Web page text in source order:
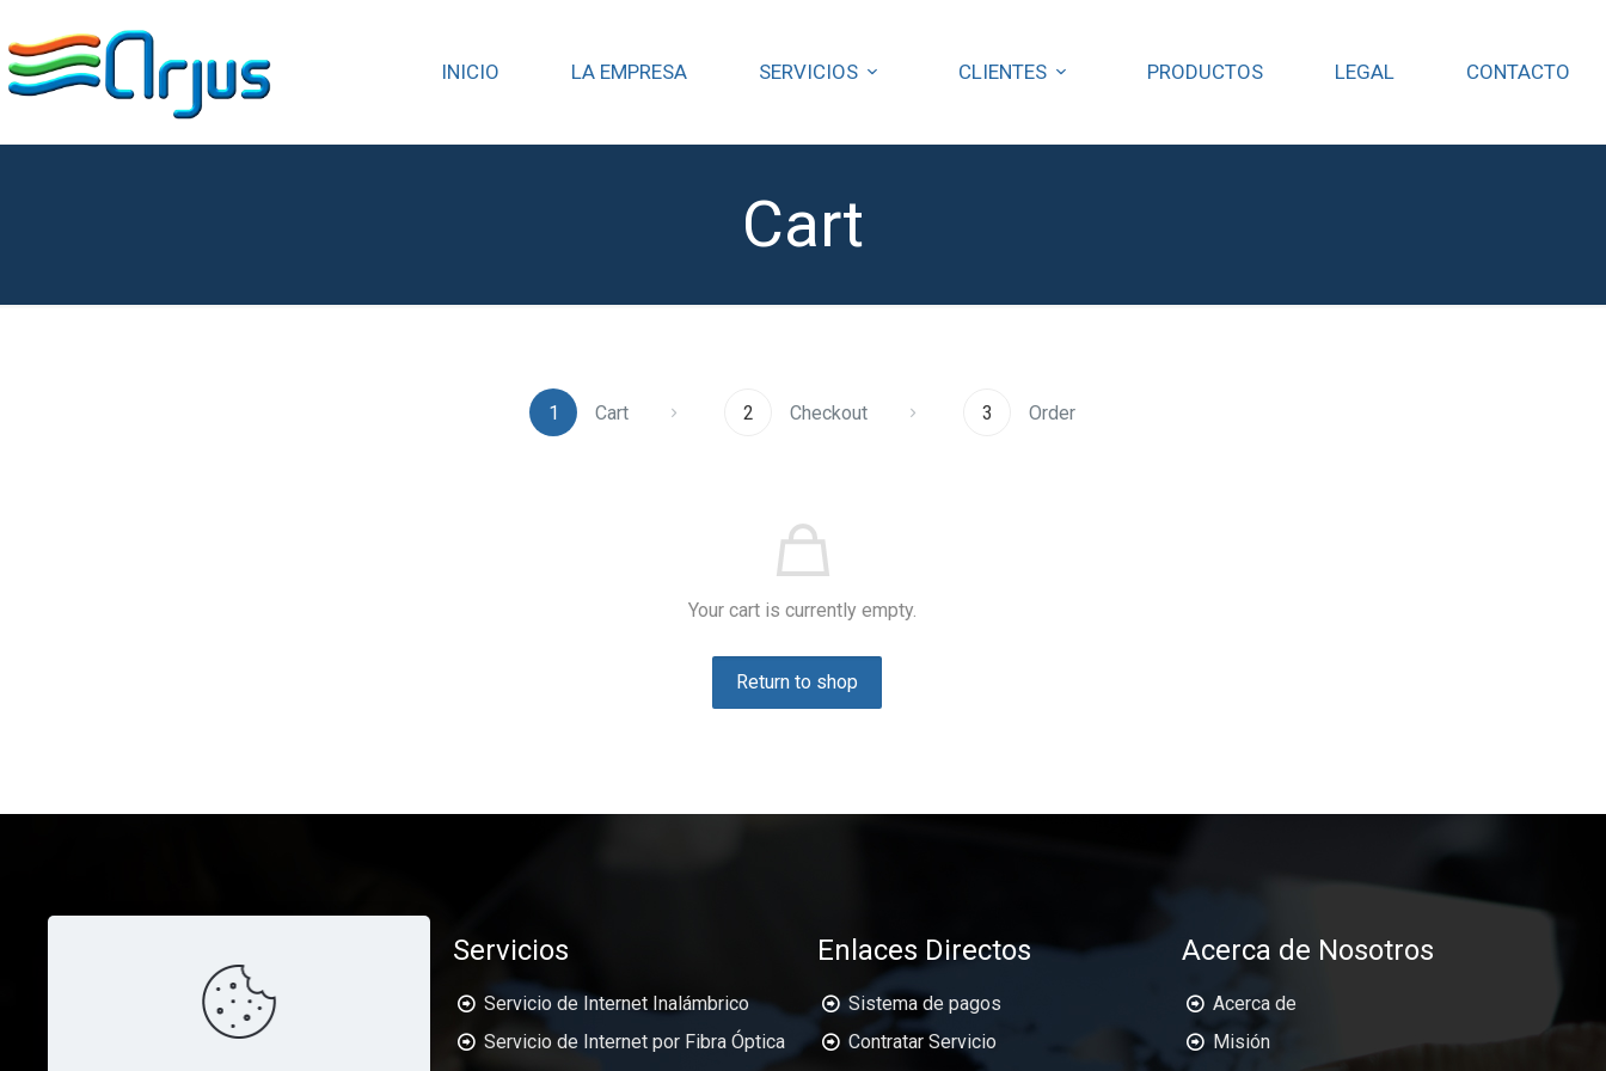
INICIO LA EMPRESA SERVICIOS CLIENTES PRODUCTOS LEGAL CONTACTO
Cart
1 Cart 2 Checkout 3 Order
Your cart is currently empty.
Return to shop
Servicios
Servicio de Internet Inalámbrico
Servicio de Internet por Fibra Óptica
Enlaces Directos
Sistema de pagos
Contratar Servicio
Acerca de Nosotros
Acerca de
Misión